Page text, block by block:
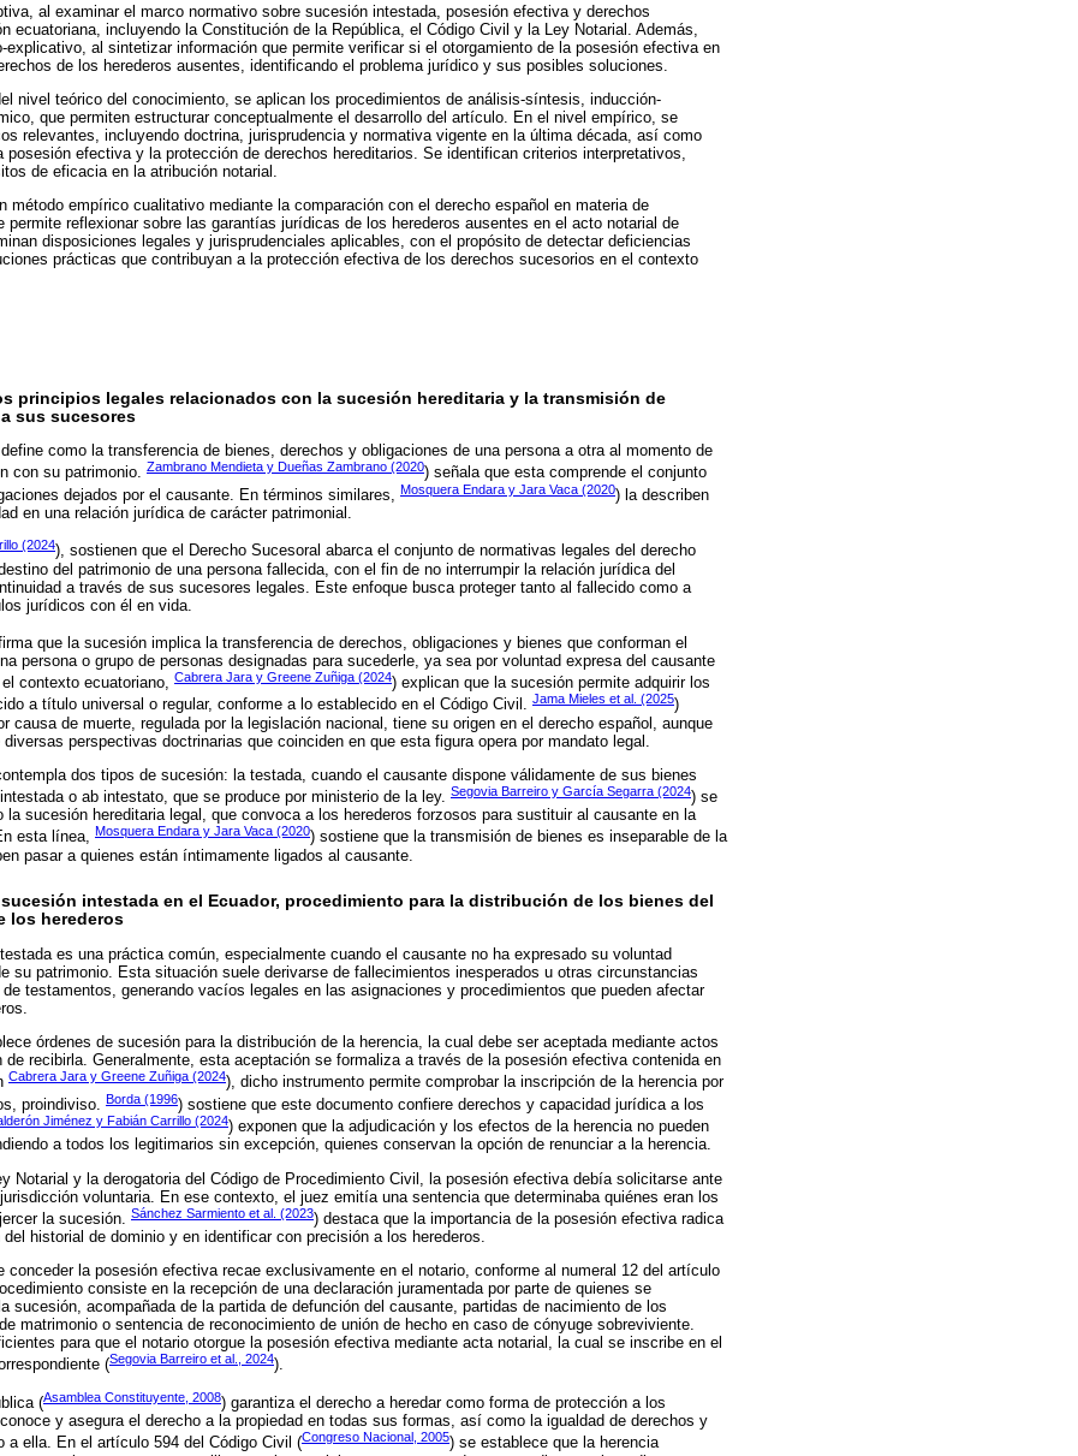
al examinar el marco normativo sobre sucesión intestada, posesión efectiva y derechos
ecuatoriana, incluyendo la Constitución de la República, el Código Civil y la Ley Notarial. Además,
explicativo, al sintetizar información que permite verificar si el otorgamiento de la posesión efectiva en
de los herederos ausentes, identificando el problema jurídico y sus posibles soluciones.
nivel teórico del conocimiento, se aplican los procedimientos de análisis-síntesis, inducción-
que permiten estructurar conceptualmente el desarrollo del artículo. En el nivel empírico, se
relevantes, incluyendo doctrina, jurisprudencia y normativa vigente en la última década, así como
posesión efectiva y la protección de derechos hereditarios. Se identifican criterios interpretativos,
de eficacia en la atribución notarial.
método empírico cualitativo mediante la comparación con el derecho español en materia de
reflexionar sobre las garantías jurídicas de los herederos ausentes en el acto notarial de
disposiciones legales y jurisprudenciales aplicables, con el propósito de detectar deficiencias
prácticas que contribuyan a la protección efectiva de los derechos sucesorios en el contexto
principios legales relacionados con la sucesión hereditaria y la transmisión de
sus sucesores
como la transferencia de bienes, derechos y obligaciones de una persona a otra al momento de
con su patrimonio. Zambrano Mendieta y Dueñas Zambrano (2020) señala que esta comprende el conjunto
dejados por el causante. En términos similares,
Mosquera Endara y Jara Vaca (2020) la describen
en una relación jurídica de carácter patrimonial.
(2024), sostienen que el Derecho Sucesoral abarca el conjunto de normativas legales del derecho
del patrimonio de una persona fallecida, con el fin de no interrumpir la relación jurídica del
a través de sus sucesores legales. Este enfoque busca proteger tanto al fallecido como a
jurídicos con él en vida.
que la sucesión implica la transferencia de derechos, obligaciones y bienes que conforman el
persona o grupo de personas designadas para sucederle, ya sea por voluntad expresa del causante
contexto ecuatoriano, Cabrera Jara y Greene Zuñiga (2024) explican que la sucesión permite adquirir los
a título universal o regular, conforme a lo establecido en el Código Civil. Jama Mieles et al. (2025)
causa de muerte, regulada por la legislación nacional, tiene su origen en el derecho español, aunque
perspectivas doctrinarias que coinciden en que esta figura opera por mandato legal.
dos tipos de sucesión: la testada, cuando el causante dispone válidamente de sus bienes
o ab intestato, que se produce por ministerio de la ley. Segovia Barreiro y García Segarra (2024) se
la sucesión hereditaria legal, que convoca a los herederos forzosos para sustituir al causante en la
esta línea, Mosquera Endara y Jara Vaca (2020) sostiene que la transmisión de bienes es inseparable de la
pasar a quienes están íntimamente ligados al causante.
intestada en el Ecuador, procedimiento para la distribución de los bienes del
los herederos
es una práctica común, especialmente cuando el causante no ha expresado su voluntad
su patrimonio. Esta situación suele derivarse de fallecimientos inesperados u otras circunstancias
testamentos, generando vacíos legales en las asignaciones y procedimientos que pueden afectar
órdenes de sucesión para la distribución de la herencia, la cual debe ser aceptada mediante actos
de recibirla. Generalmente, esta aceptación se formaliza a través de la posesión efectiva contenida en
Cabrera Jara y Greene Zuñiga (2024), dicho instrumento permite comprobar la inscripción de la herencia por
proindiviso.
Borda (1996) sostiene que este documento confiere derechos y capacidad jurídica a los
Jiménez y Fabián Carrillo (2024) exponen que la adjudicación y los efectos de la herencia no pueden
a todos los legitimarios sin excepción, quienes conservan la opción de renunciar a la herencia.
Notarial y la derogatoria del Código de Procedimiento Civil, la posesión efectiva debía solicitarse ante
voluntaria. En ese contexto, el juez emitía una sentencia que determinaba quiénes eran los
la sucesión.
Sánchez Sarmiento et al. (2023) destaca que la importancia de la posesión efectiva radica
historial de dominio y en identificar con precisión a los herederos.
conceder la posesión efectiva recae exclusivamente en el notario, conforme al numeral 12 del artículo
consiste en la recepción de una declaración juramentada por parte de quienes se
sucesión, acompañada de la partida de defunción del causante, partidas de nacimiento de los
matrimonio o sentencia de reconocimiento de unión de hecho en caso de cónyuge sobreviviente.
para que el notario otorgue la posesión efectiva mediante acta notarial, la cual se inscribe en el
(Segovia Barreiro et al., 2024).
(Asamblea Constituyente, 2008) garantiza el derecho a heredar como forma de protección a los
y asegura el derecho a la propiedad en todas sus formas, así como la igualdad de derechos y
a ella. En el artículo 594 del Código Civil (Congreso Nacional, 2005) se establece que la herencia